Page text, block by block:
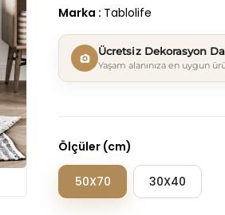
Marka : Tablolife
Ücretsiz Dekorasyon
Yaşam alanınıza en uygun
Ölçüler (cm)
50X70 30X40